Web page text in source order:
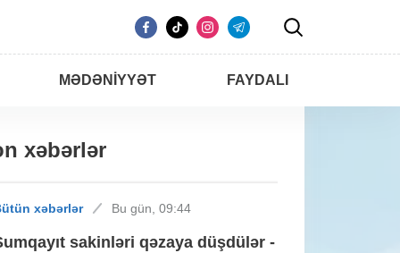
MƏDƏNIYYƏT FAYDALI
xəbərlər
xəbərlər Bu gün, 09:44
sakinləri qəzaya düşdülər -